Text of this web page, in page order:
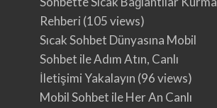
Rehberi (105 views)
Sıcak Sohbet Dünyasına Mobil
Sohbet ile Adım Atın, Canlı
İletişimi Yakalayın (96 views)
Mobil Sohbet ile Her An Canlı